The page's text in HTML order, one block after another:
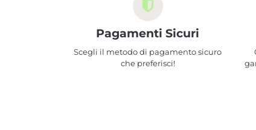
Pagamenti Sicuri
Scegli il metodo di pagamento sicuro
che preferisci!